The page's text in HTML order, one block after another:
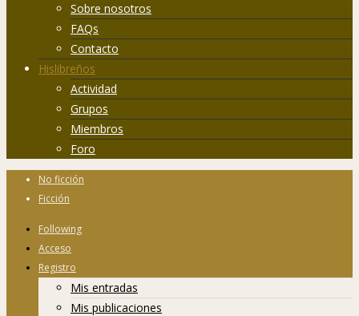
Sobre nosotros
FAQs
Contacto
Hislibreños
Actividad
Grupos
Miembros
Foro
No ficción
Ficción
Following
Acceso
Registro
Mis entradas
Mis publicaciones